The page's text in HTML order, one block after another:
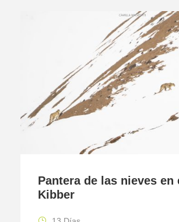
Pantera de las nieves en
Kibber